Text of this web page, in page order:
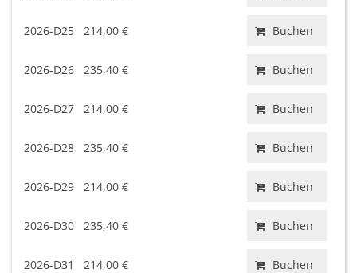
2026-D25 214,00 € Buchen
2026-D26 235,40 € Buchen
2026-D27 214,00 € Buchen
2026-D28 235,40 € Buchen
2026-D29 214,00 € Buchen
2026-D30 235,40 € Buchen
2026-D31 214,00 € Buchen